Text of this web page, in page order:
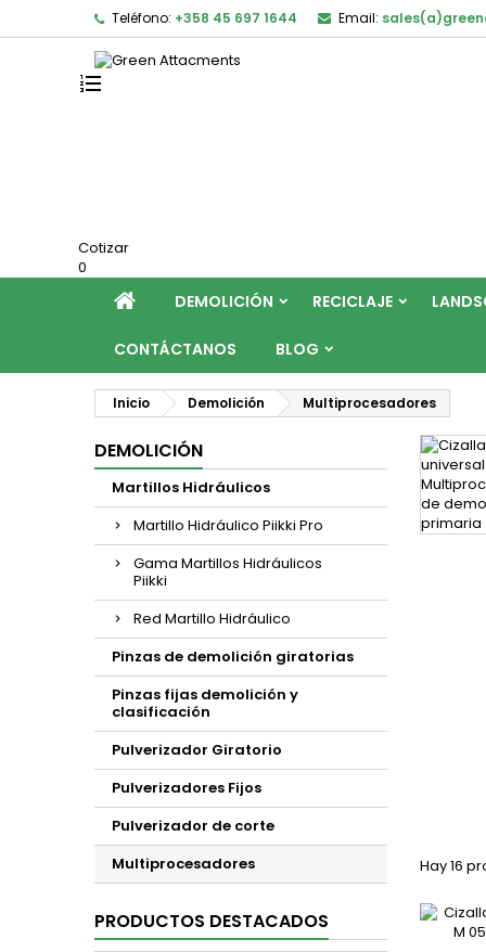
Teléfono: +358 45 697 1644 Email:
Cotizar
0
DEMOLICIÓN RECICLAJE
CONTÁCTANOS BLOG
Inicio Demolición Multiprocesadores
DEMOLICIÓN
Martillos Hidráulicos
Martillo Hidráulico Piikki Pro
Gama Martillos Hidráulicos
Piikki
Red Martillo Hidráulico
Pinzas de demolición giratorias
Pinzas fijas demolición y
clasificación
Pulverizador Giratorio
Pulverizadores Fijos
Pulverizador de corte
Multiprocesadores
PRODUCTOS DESTACADOS
Hay 16